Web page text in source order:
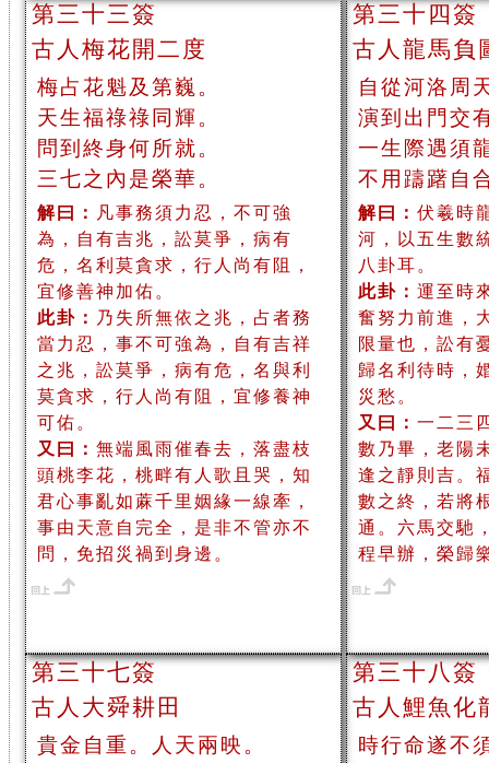
第三十三簽
古人梅花開二度
梅占花魁及第巍。
天生福祿祿同輝。
問到終身何所就。
三七之內是榮華。
解曰：
凡事務須力忍，不可強
為，自有吉兆，訟莫爭，病有
危，名利莫貪求，行人尚有阻，
宜修善神加佑。
此卦： 乃失所無依之兆，占者務
當力忍，事不可強為，自有吉祥
之兆，訟莫爭，病有危，名與利
莫貪求，行人尚有阻，宜修養神
可佑。
又曰： 無端風雨催春去，落盡枝
頭桃李花，桃畔有人歌且哭，知
君心事亂如蔴千里姻緣一線牽，
事由天意自完全，是非不管亦不
問，免招災禍到身邊。
第三十四簽
古人龍馬負
自從河洛周
演到出門交
一生際遇須
不用躊躇自
解曰： 伏羲時
河，以五生數
八卦耳。
此卦： 運至時
奮努力前進，
限量也，訟有
歸名利待時，
災愁。
又曰： 一二三
數乃畢，老陽
逢之靜則吉。
數之終，若將
通。六馬交馳
程早辦，榮歸
第三十七簽
古人大舜耕田
貴金自重。人天兩映。
第三十八簽
古人鯉魚化
時行命遂不